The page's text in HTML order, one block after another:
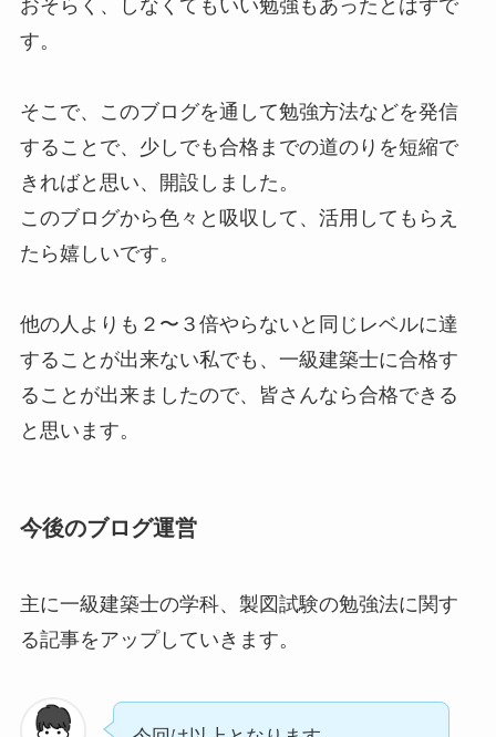
おそらく、しなくてもいい勉強もあったとはずで
す。
そこで、このブログを通して勉強方法などを発信
することで、少しでも合格までの道のりを短縮で
きればと思い、開設しました。
このブログから色々と吸収して、活用してもらえ
たら嬉しいです。
他の人よりも２〜３倍やらないと同じレベルに達
することが出来ない私でも、一級建築士に合格す
ることが出来ましたので、皆さんなら合格できる
と思います。
今後のブログ運営
主に一級建築士の学科、製図試験の勉強法に関す
る記事をアップしていきます。